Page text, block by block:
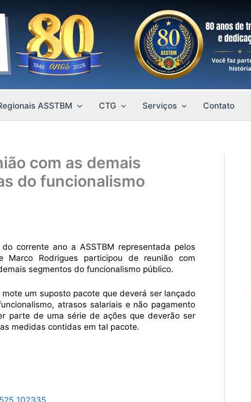
ASSTBM CTG Serviços Contato
com as demais
do funcionalismo
corrente ano a ASSTBM representada pelos
Marco Rodrigues participou de reunião com
segmentos do funcionalismo público.
um suposto pacote que deverá ser lançado
atrasos salariais e não pagamento
parte de uma série de ações que deverão ser
medidas contidas em tal pacote.